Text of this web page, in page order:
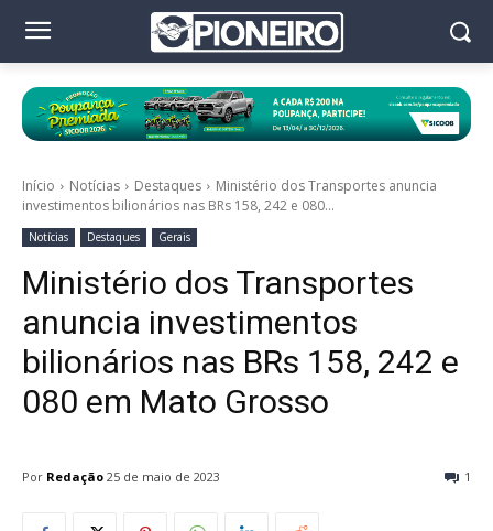
Início Notícias Destaques
Ministério dos Transportes anuncia
investimentos bilionários nas BRs 158, 242 e 080...
Notícias Destaques Gerais
Ministério dos Transportes
anuncia investimentos
bilionários nas BRs 158, 242 e
080 em Mato Grosso
Por Redação 1
25 de maio de 2023